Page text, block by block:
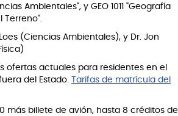
Ambientales", y GEO 1011 "Geografía
Terreno".
Loes (Ciencias Ambientales), y Dr. Jon
ofertas actuales para residentes en el
del Estado.
Tarifas de matrícula del
más billete de avión, hasta 8 créditos de